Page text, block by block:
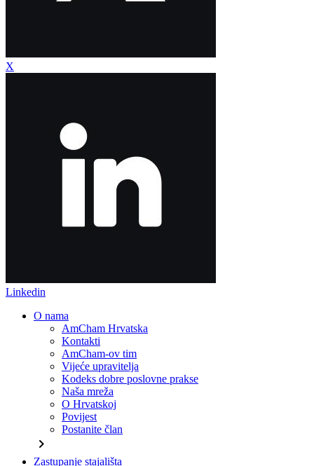
X
Linkedin
O nama
AmCham Hrvatska
Kontakti
AmCham-ov tim
Vijeće upravitelja
Kodeks dobre poslovne prakse
Naša mreža
O Hrvatskoj
Povijest
Postanite član
chevron_right
Zastupanje stajališta